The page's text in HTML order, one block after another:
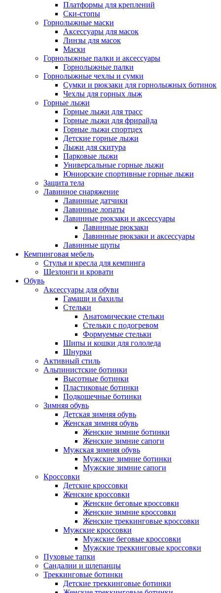
Платформы для креплений
Ски-стопы
Горнолыжные маски
Аксессуары для масок
Линзы для масок
Маски
Горнолыжные палки и аксессуары
Горнолыжные палки
Горнолыжные чехлы и сумки
Сумки и рюкзаки для горнолыжных ботинок
Чехлы для горных лыж
Горные лыжи
Горные лыжи для трасс
Горные лыжи для фрирайда
Горные лыжи спортцех
Детские горные лыжи
Лыжи для скитура
Парковые лыжи
Универсальные горные лыжи
Юниорские спортивные горные лыжи
Защита тела
Лавинное снаряжение
Лавинные датчики
Лавинные лопаты
Лавинные рюкзаки и аксессуары
Лавинные рюкзаки
Лавинные рюкзаки и аксессуары
Лавинные щупы
Кемпинговая мебель
Стулья и кресла для кемпинга
Шезлонги и кровати
Обувь
Аксессуары для обуви
Гамаши и бахилы
Стельки
Анатомические стельки
Стельки с подогревом
Формуемые стельки
Шипы и кошки для гололеда
Шнурки
Активный стиль
Альпинистские ботинки
Высотные ботинки
Пластиковые ботинки
Подкошечные ботинки
Зимняя обувь
Детская зимняя обувь
Женская зимняя обувь
Женские зимние ботинки
Женские зимние сапоги
Мужская зимняя обувь
Мужские зимние ботинки
Мужские зимние сапоги
Кроссовки
Детские кроссовки
Женские кроссовки
Женские беговые кроссовки
Женские зимние кроссовки
Женские треккинговые кроссовки
Мужские кроссовки
Мужские беговые кроссовки
Мужские треккинговые кроссовки
Пуховые тапки
Сандалии и шлепанцы
Треккинговые ботинки
Детские треккинговые ботинки